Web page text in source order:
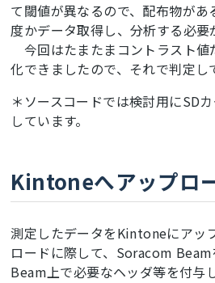
て閾値が異なるので、配布物が
度かデータ取得し、分析する必要
今回はたまたまコントラスト値
化できましたので、それで判定し
＊ソースコードでは検討用にSD
しています。
Kintoneへアップロ
測定したデータをKintoneにアッ
ロードに際して、Soracom
Beam上で必要なヘッダ等を付与